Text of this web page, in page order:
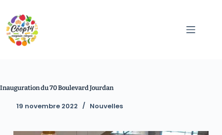
Inauguration du 70 Boulevard Jourdan
19 novembre 2022 Nouvelles